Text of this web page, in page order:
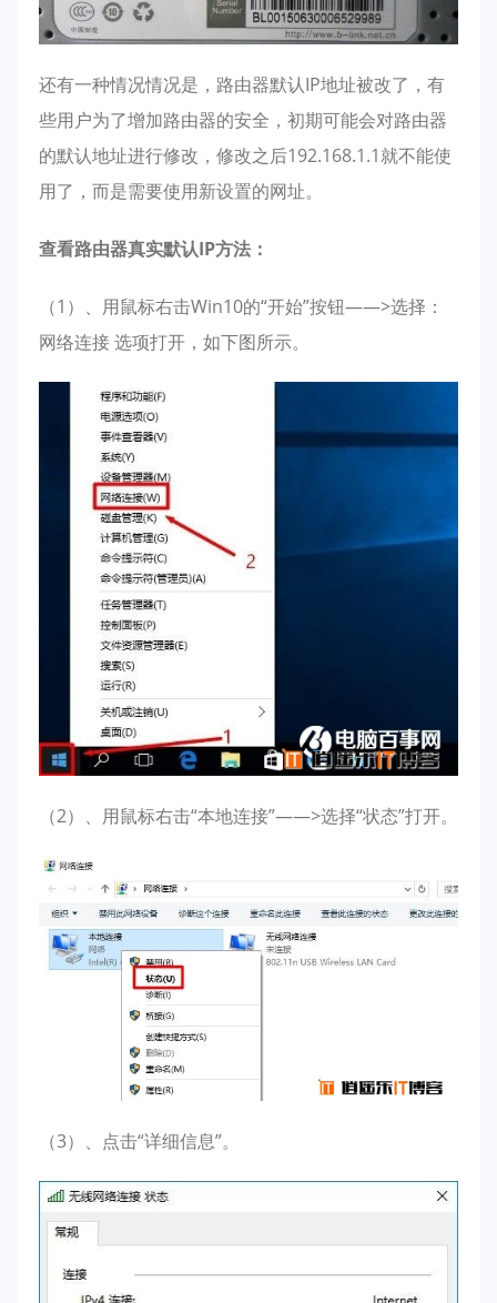
还有一种情况情况是，路由器默认IP地址被改了，有
些用户为了增加路由器的安全，初期可能会对路由器
的默认地址进行修改，修改之后192.168.1.1就不能使
用了，而是需要使用新设置的网址。
查看路由器真实默认IP方法：
（1）、用鼠标右击Win10的“开始”按钮——>选择：
网络连接 选项打开，如下图所示。
（2）、用鼠标右击“本地连接”——>选择“状态”打开。
（3）、点击“详细信息”。